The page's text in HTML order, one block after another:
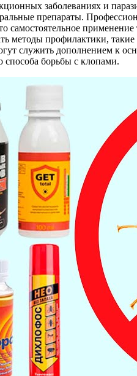
заболеваниях и
препараты.
самостоятельное
методы профилактики,
служить дополнением к
способа борьбы с клопами.